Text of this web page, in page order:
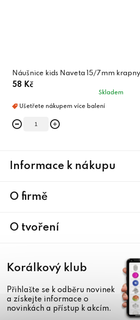
Náušnice kids Naveta 15/7mm
58 Kč
Skladem
Informace k nákupu
O firmě
O tvoření
Korálkový klub
Přihlašte se k odběru novinek
a získejte informace o
novinkách a přístup k akcím.